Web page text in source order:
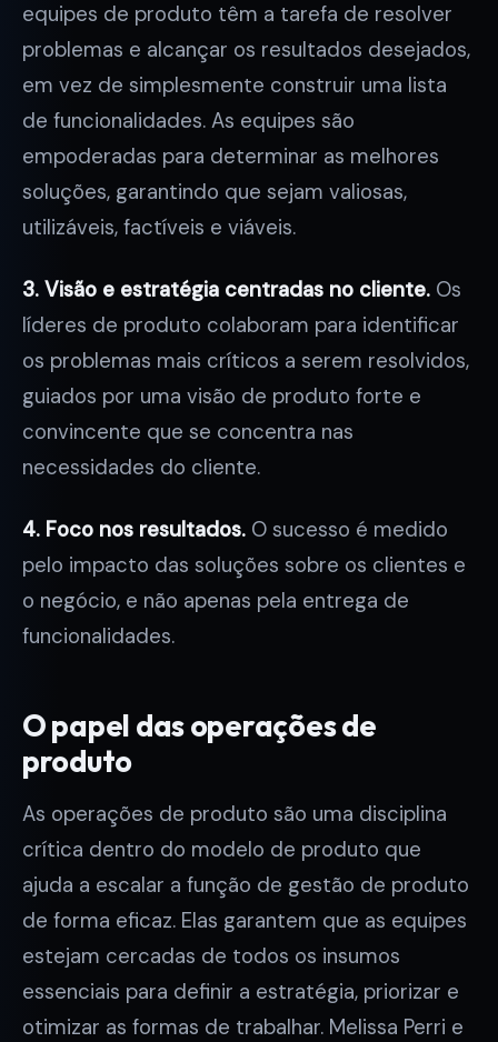
equipes de produto têm a tarefa de resolver
problemas e alcançar os resultados desejados,
em vez de simplesmente construir uma lista
de funcionalidades. As equipes são
empoderadas para determinar as melhores
soluções, garantindo que sejam valiosas,
utilizáveis, factíveis e viáveis.
3. Visão e estratégia centradas no cliente. Os
líderes de produto colaboram para identificar
os problemas mais críticos a serem resolvidos,
guiados por uma visão de produto forte e
convincente que se concentra nas
necessidades do cliente.
4. Foco nos resultados. O sucesso é medido
pelo impacto das soluções sobre os clientes e
o negócio, e não apenas pela entrega de
funcionalidades.
O papel das operações de
produto
As operações de produto são uma disciplina
crítica dentro do modelo de produto que
ajuda a escalar a função de gestão de produto
de forma eficaz. Elas garantem que as equipes
estejam cercadas de todos os insumos
essenciais para definir a estratégia, priorizar e
otimizar as formas de trabalhar. Melissa Perri e